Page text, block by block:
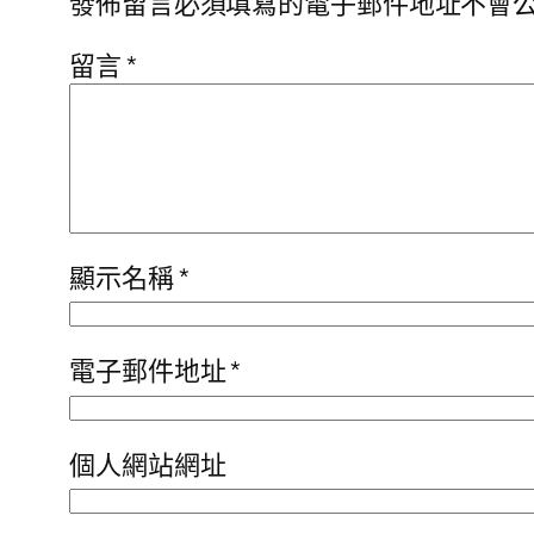
留言*
顯示名稱*
電子郵件地址*
個人網站網址